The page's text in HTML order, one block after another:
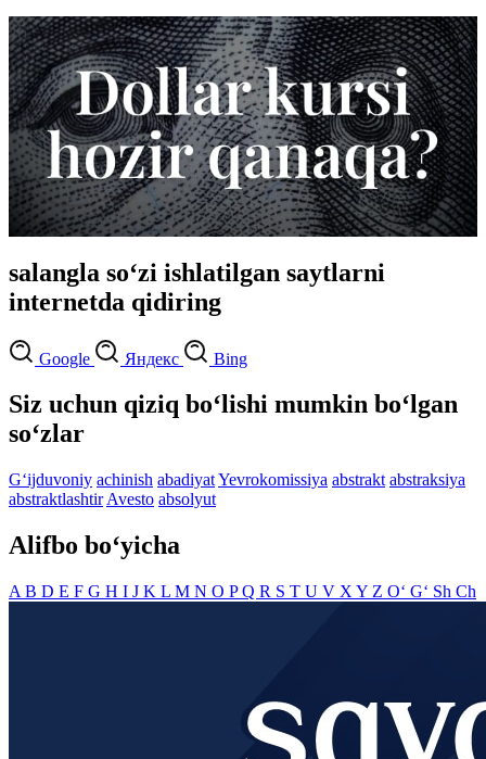
salangla so‘zi ishlatilgan saytlarni
internetda qidiring
Google Яндекс Bing
Siz uchun qiziq bo‘lishi mumkin bo‘lgan
so‘zlar
G‘ijduvoniy achinish abadiyatYevrokomissiya abstrakt abstraksiya
abstraktlashtir Avesto absolyut
Alifbo bo‘yicha
A B D E F G H I J K L M N O PQ R S T U V X Y Z O‘ G‘ Sh Ch